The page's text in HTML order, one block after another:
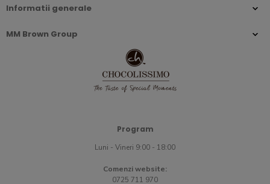
Informatii generale
MM Brown Group
Program
Luni - Vineri 9:00 - 18:00
Comenzi website:
0725 711 970